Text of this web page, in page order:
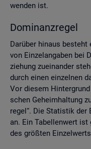
wen­den ist.
Do­mi­nanz­re­gel
Dar­über hin­aus
von Ein­zel­an­ga­ben bei
zie­hung zu­ein­an­der
durch einen ein­zel­nen
Vor die­sem
schen Ge­heim­hal­tung
re­gel“. Die Sta­tis­tik der
an. Ein Ta­bel­len­wert ist
des grö­ß­ten